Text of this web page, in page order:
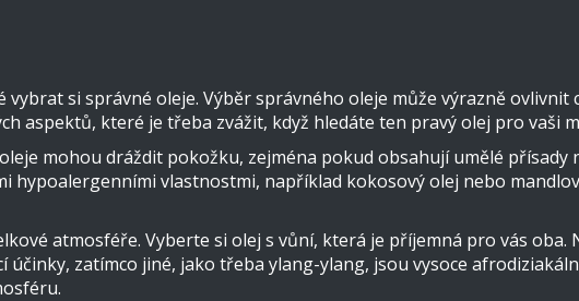
si správné oleje. Výběr správného oleje může výrazně ovlivnit
aspektů, které je třeba zvážit, když hledáte ten pravý olej pro vaši
mohou dráždit pokožku, zejména pokud obsahují umělé přísady
hypoalergenními vlastnostmi, například kokosový olej nebo
atmosféře. Vyberte si olej s vůní, která je příjemná pro vás oba.
zatímco jiné, jako třeba ylang-ylang, jsou vysoce